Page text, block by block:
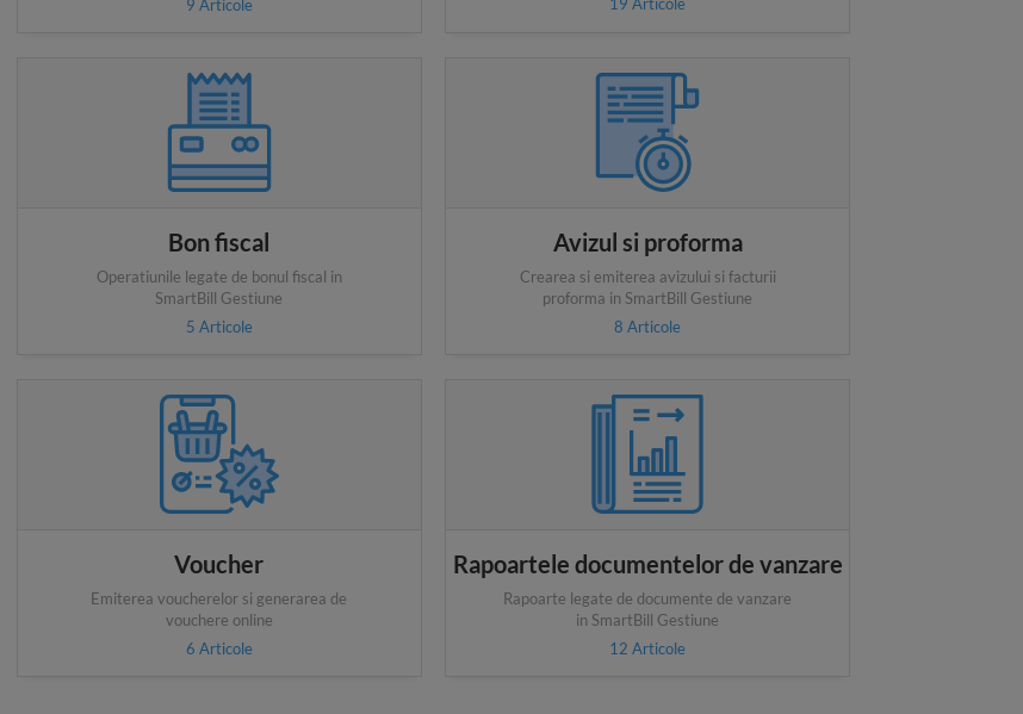
9 Articole
Bon fiscal
Operatiunile legate de bonul fiscal in
SmartBill Gestiune
5 Articole
Avizul si proforma
Crearea si emiterea avizului si facturii
proforma in SmartBill Gestiune
8 Articole
Voucher
Emiterea voucherelor si generarea de
vouchere online
6 Articole
Rapoartele documentelor de vanzare
Rapoarte legate de documente de vanzare
in SmartBill Gestiune
12 Articole